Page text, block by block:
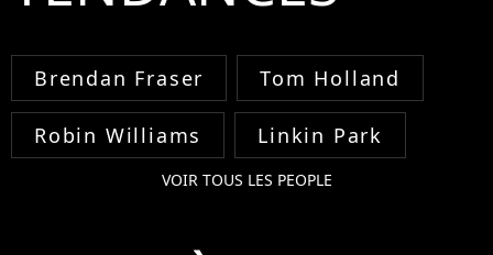
Brendan Fraser Tom Holland
Robin Williams Linkin Park
VOIR TOUS LES PEOPLE